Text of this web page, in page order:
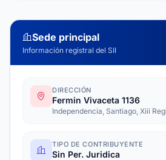
Sede principal
Información registral del SII
DIRECCIÓN
Fermin Vivaceta 1136
Independencia, Santiago, Xiii
TIPO DE CONTRIBUYENTE
Sin Per. Juridica